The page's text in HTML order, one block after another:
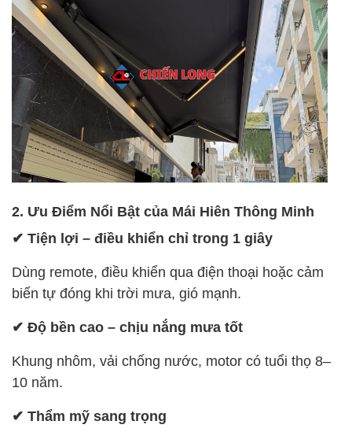
2. Ưu Điểm Nổi Bật của Mái Hiên Thông Minh
✔ Tiện lợi – điều khiển chỉ trong 1 giây
Dùng remote, điều khiển qua điện thoại hoặc cảm
biến tự đóng khi trời mưa, gió mạnh.
✔ Độ bền cao – chịu nắng mưa tốt
Khung nhôm, vải chống nước, motor có tuổi thọ 8–
10 năm.
✔ Thẩm mỹ sang trọng